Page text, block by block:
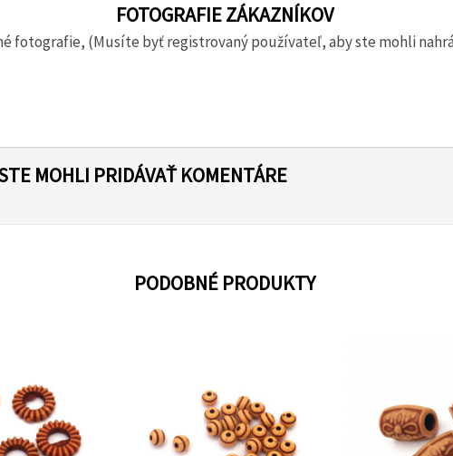
FOTOGRAFIE ZÁKAZNÍKOV
fotografie, (Musíte byť registrovaný používateľ, aby ste mohli
MOHLI PRIDÁVAŤ KOMENTÁRE
PODOBNÉ PRODUKTY